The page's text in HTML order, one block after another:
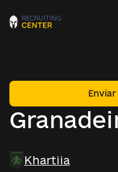
Khartiia